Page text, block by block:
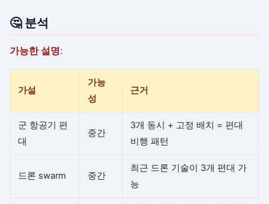
🤔 분석
가능한 설명:
가설
가능
성
근거
군 항공기 편
대
중간
3개 동시 + 고정 배치 = 편대
비행 패턴
드론 swarm 중간
최근 드론 기술이 3개 편대 가
능